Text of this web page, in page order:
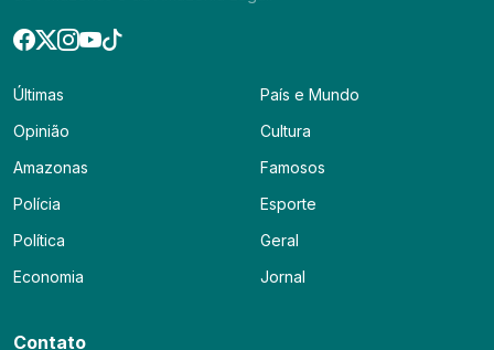
Últimas
Opinião
Amazonas
Polícia
Política
Economia
País e Mundo
Cultura
Famosos
Esporte
Geral
Jornal
Contato